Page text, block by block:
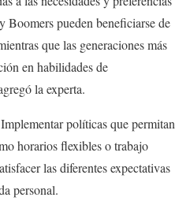
Boomers pueden beneficiarse de
que las generaciones más
en habilidades de
la experta.
Implementar políticas que permitan
horarios flexibles o trabajo
las diferentes expectativas
personal.